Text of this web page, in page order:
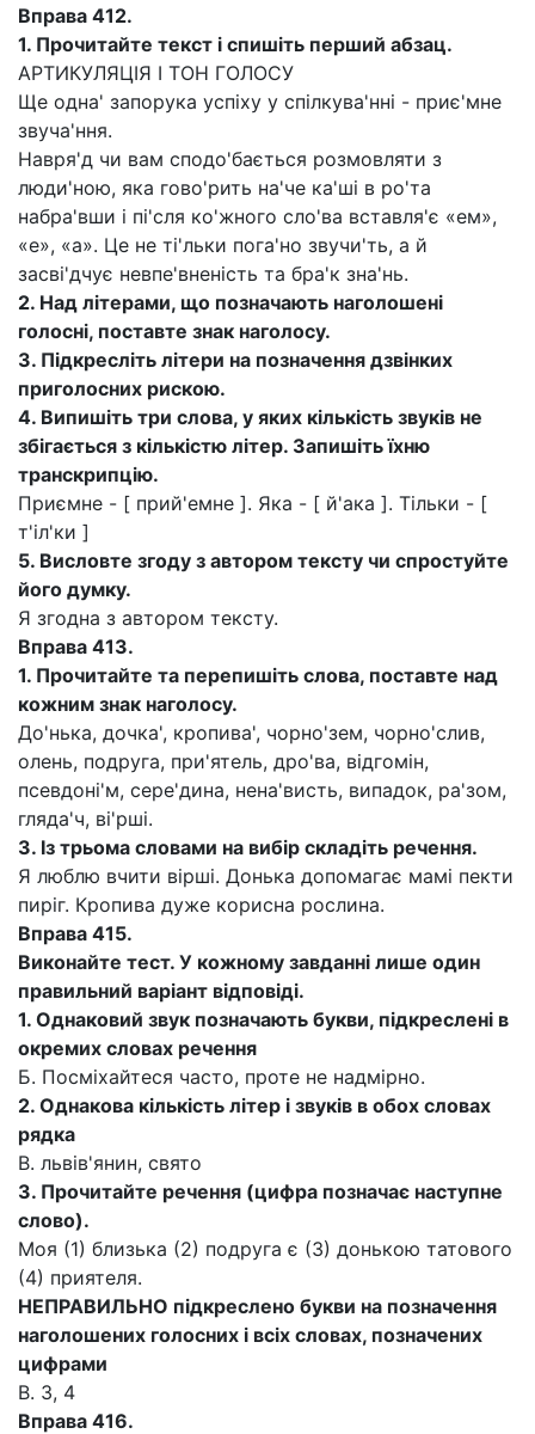
Вправа 412.
1. Прочитайте текст і спишіть перший абзац.
АРТИКУЛЯЦІЯ І ТОН ГОЛОСУ
Ще одна' запорука успіху у спілкува'нні - приє'мне
звуча'ння.
Навря'д чи вам сподо'бається розмовляти з
люди'ною, яка гово'рить на'че ка'ші в ро'та
набра'вши і пі'сля ко'жного сло'ва вставля'є «ем»,
«е», «а». Це не ті'льки пога'но звучи'ть, а й
засві'дчує невпе'вненість та бра'к зна'нь.
2. Над літерами, що позначають наголошені
голосні, поставте знак наголосу.
3. Підкресліть літери на позначення дзвінких
приголосних рискою.
4. Випишіть три слова, у яких кількість звуків не
збігається з кількістю літер. Запишіть їхню
транскрипцію.
Приємне - [ прий'емне ]. Яка - [ й'ака ]. Тільки - [
т'іл'ки ]
5. Висловте згоду з автором тексту чи спростуйте
його думку.
Я згодна з автором тексту.
Вправа 413.
1. Прочитайте та перепишіть слова, поставте над
кожним знак наголосу.
До'нька, дочка', кропива', чорно'зем, чорно'слив,
олень, подруга, при'ятель, дро'ва, відгомін,
псевдоні'м, сере'дина, нена'висть, випадок, ра'зом,
гляда'ч, ві'рші.
3. Із трьома словами на вибір складіть речення.
Я люблю вчити вірші. Донька допомагає мамі пекти
пиріг. Кропива дуже корисна рослина.
Вправа 415.
Виконайте тест. У кожному завданні лише один
правильний варіант відповіді.
1. Однаковий звук позначають букви, підкреслені в
окремих словах речення
Б. Посміхайтеся часто, проте не надмірно.
2. Однакова кількість літер і звуків в обох словах
рядка
В. львів'янин, свято
3. Прочитайте речення (цифра позначає наступне
слово).
Моя (1) близька (2) подруга є (3) донькою татового
(4) приятеля.
НЕПРАВИЛЬНО підкреслено букви на позначення
наголошених голосних і всіх словах, позначених
цифрами
В. 3, 4
Вправа 416.